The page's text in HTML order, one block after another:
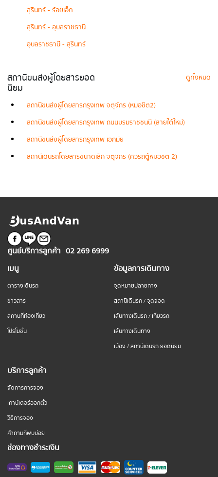
สุรินทร์ - ร้อยเอ็ด
สุรินทร์ - อุบลราชธานี
อุบลราชธานี - สุรินทร์
สถานีขนส่งผู้โดยสารยอด
นิยม
ดูทั้งหมด
สถานีขนส่งผู้โดยสารกรุงเทพ จตุจักร (หมอชิต2)
สถานีขนส่งผู้โดยสารกรุงเทพ ถนนบรมราชชนนี (สายใต้ใหม่)
สถานีขนส่งผู้โดยสารกรุงเทพ เอกมัย
สถานีเดินรถโดยสารขนาดเล็ก จตุจักร (คิวรถตู้หมอชิต 2)
ศูนย์บริการลูกค้า 02 269 6999
เมนู
ตารางเดินรถ
ข่าวสาร
สถานที่ท่องเที่ยว
โปรโมชั่น
ข้อมูลการเดินทาง
จุดหมายปลายทาง
สถานีเดินรถ / จุดจอด
เส้นทางเดินรถ / เที่ยวรถ
เส้นทางเดินทาง
เมือง / สถานีเดินรถ ยอดนิยม
บริการลูกค้า
จัดการการจอง
เคาน์เตอร์ออกตั๋ว
วิธีการจอง
คำถามที่พบบ่อย
ช่องทางชำระเงิน